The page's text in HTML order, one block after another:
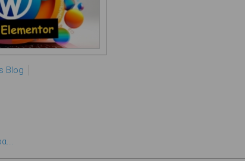
Blog